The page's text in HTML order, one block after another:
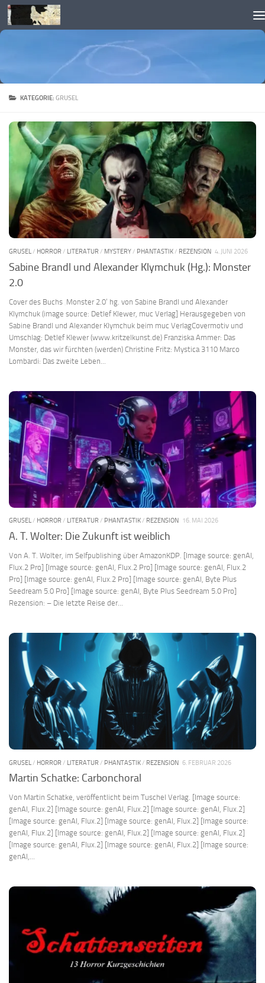
Skip to content
KATEGORIE:GRUSEL
GRUSEL/ HORROR / LITERATUR / MYSTERY/ PHANTASTIK/ REZENSION 4. JUNI 2026
Sabine Brandl und Alexander Klymchuk (Hg.): Monster
2.0
Cover des Buchs ‚Monster 2.0‘ hg. von Sabine Brandl und Alexander
Klymchuk (image source: Detlef Klewer, muc Verlag] Herausgegeben von
Sabine Brandl und Alexander Klymchuk beim muc VerlagCovermotiv und
Umschlag: Detlef Klewer (www.kritzelkunst.de) Franziska Ammer: Das
Monster, das wir fürchten (werden) Christine Fritz: Mystica 3110 Marco
Lombardi: Das zweite Leben...
GRUSEL/ HORROR / LITERATUR / PHANTASTIK/ REZENSION 16. MAI 2026
A. T. Wolter: Die Zukunft ist weiblich
Von A. T. Wolter, im Selfpublishing über AmazonKDP. [Image source: genAI,
Flux.2 Pro] [Image source: genAI, Flux.2 Pro] [Image source: genAI, Flux.2
Pro] [Image source: genAI, Flux.2 Pro] [Image source: genAI, Byte Plus
Seedream 5.0 Pro] [Image source: genAI, Byte Plus Seedream 5.0 Pro]
Rezension: – Die letzte Reise der...
GRUSEL / HORROR / LITERATUR / PHANTASTIK / REZENSION 6. FEBRUAR 2026
Martin Schatke: Carbonchoral
Von Martin Schatke, veröffentlicht beim Tuschel Verlag. [Image source:
genAI, Flux.2] [Image source: genAI, Flux.2] [Image source: genAI, Flux.2]
[Image source: genAI, Flux.2] [Image source: genAI, Flux.2] [Image source:
genAI, Flux.2] [Image source: genAI, Flux.2] [Image source: genAI, Flux.2]
[Image source: genAI, Flux.2] [Image source: genAI, Flux.2] [Image source:
genAI,...